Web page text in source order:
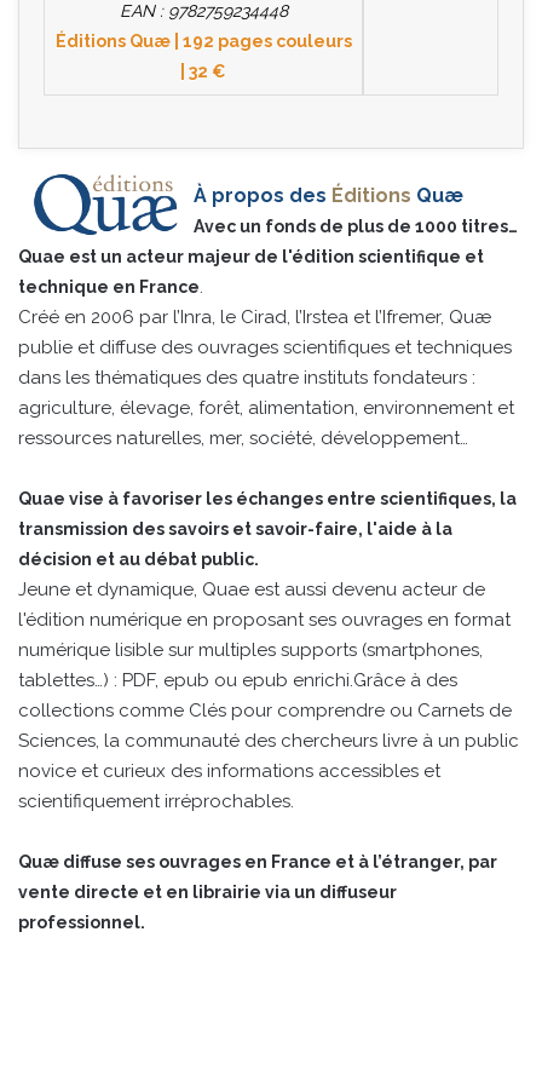
EAN : 9782759234448
Éditions Quæ | 192 pages couleurs
| 32 €
À propos des Éditions Quæ
Avec un fonds de plus de 1000 titres…
Quae est un acteur majeur de l'édition scientifique et
technique en France.
Créé en 2006 par l’Inra, le Cirad, l’Irstea et l’Ifremer, Quæ
publie et diffuse des ouvrages scientifiques et techniques
dans les thématiques des quatre instituts fondateurs :
agriculture, élevage, forêt, alimentation, environnement et
ressources naturelles, mer, société, développement…
Quae vise à favoriser les échanges entre scientifiques, la
transmission des savoirs et savoir-faire, l'aide à la
décision et au débat public.
Jeune et dynamique, Quae est aussi devenu acteur de
l'édition numérique en proposant ses ouvrages en format
numérique lisible sur multiples supports (smartphones,
tablettes…) : PDF, epub ou epub enrichi.Grâce à des
collections comme Clés pour comprendre ou Carnets de
Sciences, la communauté des chercheurs livre à un public
novice et curieux des informations accessibles et
scientifiquement irréprochables.
Quæ diffuse ses ouvrages en France et à l’étranger, par
vente directe et en librairie via un diffuseur
professionnel.